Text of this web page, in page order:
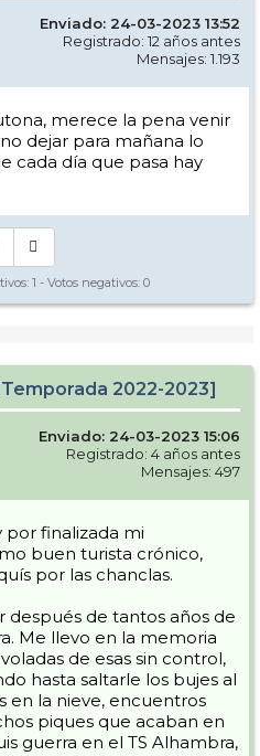
Enviado: 24-03-2023 13:52
Registrado: 12 años antes
Mensajes: 1.193
merece la pena venir
dejar para mañana lo
cada día que pasa hay
1 - Votos negativos: 0
2022-2023]
Enviado: 24-03-2023 15:06
Registrado: 4 años antes
Mensajes: 497
finalizada mi
buen turista crónico,
por las chanclas.
después de tantos años de
Me llevo en la memoria
de esas sin control,
hasta saltarle los bujes al
en la nieve, encuentros
piques que acaban en
guerra en el TS Alhambra,